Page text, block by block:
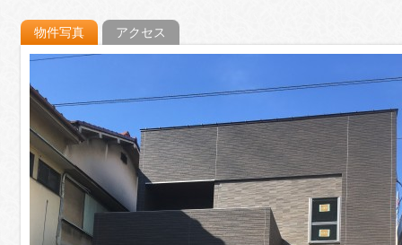
物件写真 アクセス